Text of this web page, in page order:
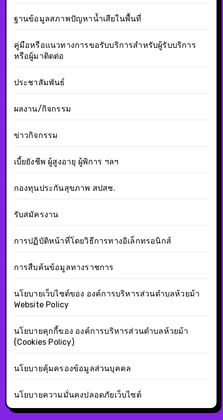
ฐานข้อมูลสภาพปัญหาน้ำเสียในพื้นที่
คู่มือหรือแนวทางการขอรับบริการสำหรับผู้รับบริการ
หรือผู้มาติดต่อ
ประชาสัมพันธ์
ผลงาน/กิจกรรม
ข่าวกิจกรรม
เบี้ยยังชีพ ผู้สูงอายุ ผู้พิการ ฯลฯ
กองทุนประกันสุขภาพ สปสช.
รับสมัครงาน
การปฏิบัติหน้าที่โดยวิธีการทางอิเล็กทรอนิกส์
การสืบค้นข้อมูลทางราชการ
นโยบายเว็บไซต์ของ องค์การบริหารส่วนตำบลห้วยม้า
Website Policy
นโยบายคุกกี้ของ องค์การบริหารส่วนตำบลห้วยม้า
(Cookies Policy)
นโยบายคุ้มครองข้อมูลส่วนบุคคล
นโยบายความมั่นคงปลอดภัยเว็บไซต์